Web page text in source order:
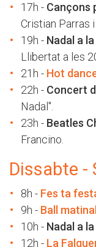
17h - Cançons
Cristian Parras
19h - Nadal a
Llibertat a les
21h - Hot
22h - Concert
Nadal".
23h - Beatles
Francino.
Dissabte -
8h - Fes ta
9h - Ball matinal
10h - Nadal a
12h - La